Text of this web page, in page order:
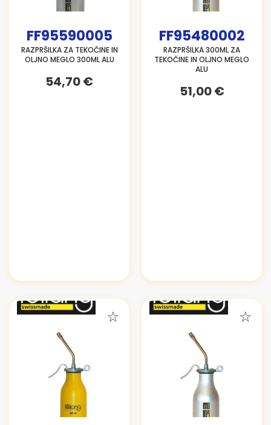
FF95590005
RAZPRŠILKA ZA TEKOČINE IN
OLJNO MEGLO 300ML ALU
54,70 €
FF95480002
RAZPRŠILKA 300ML ZA
TEKOČINE IN OLJNO MEGLO
ALU
51,00 €